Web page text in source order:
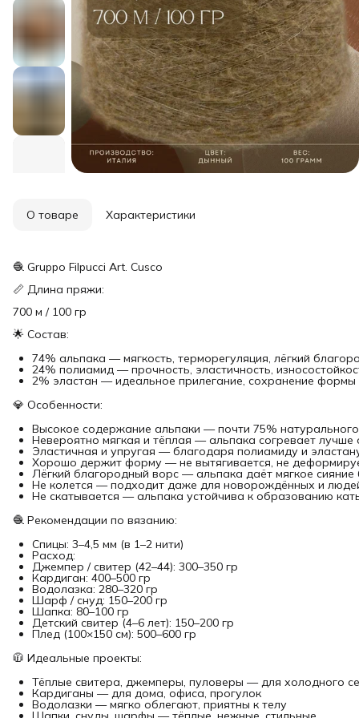
О товаре Характеристики
🧶 Gruppo Filpucci Art. Cusco
📏 Длина пряжи:
700 м / 100 гр
🌟 Состав:
74% альпака — мягкость, терморегуляция, лёгкий
24% полиамид — прочность, эластичность,
2% эластан — идеальное прилегание, сохранение формы
💎 Особенности:
Высокое содержание альпаки — почти 75%
Невероятно мягкая и тёплая — альпака согревает
Эластичная и упругая — благодаря полиамиду и
Хорошо держит форму — не вытягивается, не
Лёгкий благородный ворс — альпака даёт мягкое сияние
Не колется — подходит даже для новорождённых и
Не скатывается — альпака устойчива к образованию
🧶 Рекомендации по вязанию:
Спицы: 3–4,5 мм (в 1–2 нити)
Расход:
Джемпер / свитер (42–44): 300–350 гр
Кардиган: 400–500 гр
Водолазка: 280–320 гр
Шарф / снуд: 150–200 гр
Шапка: 80–100 гр
Детский свитер (4–6 лет): 150–200 гр
Плед (100×150 см): 500–600 гр
🧥 Идеальные проекты:
Тёплые свитера, джемперы, пуловеры — для холодного
Кардиганы — для дома, офиса, прогулок
Водолазки — мягко облегают, приятны к телу